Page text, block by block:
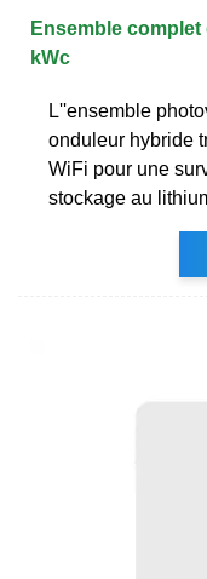
Ensemble
kWc
L''ensemble
onduleur hybride
WiFi pour une
stockage au